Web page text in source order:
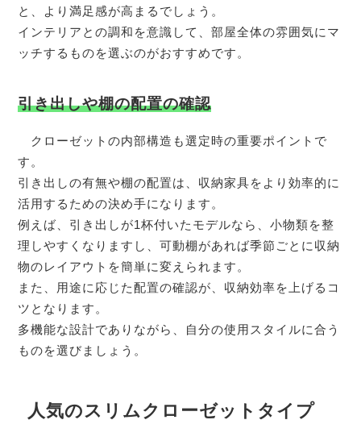
と、より満足感が高まるでしょう。
インテリアとの調和を意識して、部屋全体の雰囲気にマ
ッチするものを選ぶのがおすすめです。
引き出しや棚の配置の確認
クローゼットの内部構造も選定時の重要ポイントで
す。
引き出しの有無や棚の配置は、収納家具をより効率的に
活用するための決め手になります。
例えば、引き出しが1杯付いたモデルなら、小物類を整
理しやすくなりますし、可動棚があれば季節ごとに収納
物のレイアウトを簡単に変えられます。
また、用途に応じた配置の確認が、収納効率を上げるコ
ツとなります。
多機能な設計でありながら、自分の使用スタイルに合う
ものを選びましょう。
人気のスリムクローゼットタイプ